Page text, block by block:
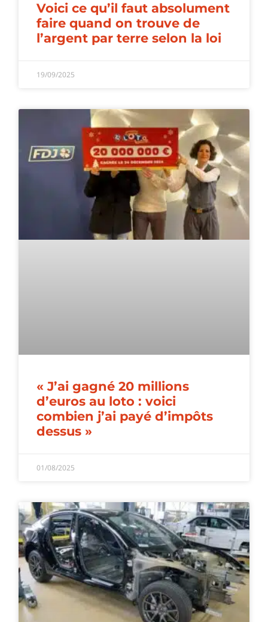
Voici ce qu’il faut absolument
faire quand on trouve de
l’argent par terre selon la loi
19/09/2025
« J’ai gagné 20 millions
d’euros au loto : voici
combien j’ai payé d’impôts
dessus »
01/08/2025